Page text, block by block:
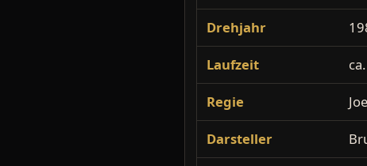
Drehjahr
Laufzeit
Regie
Darsteller